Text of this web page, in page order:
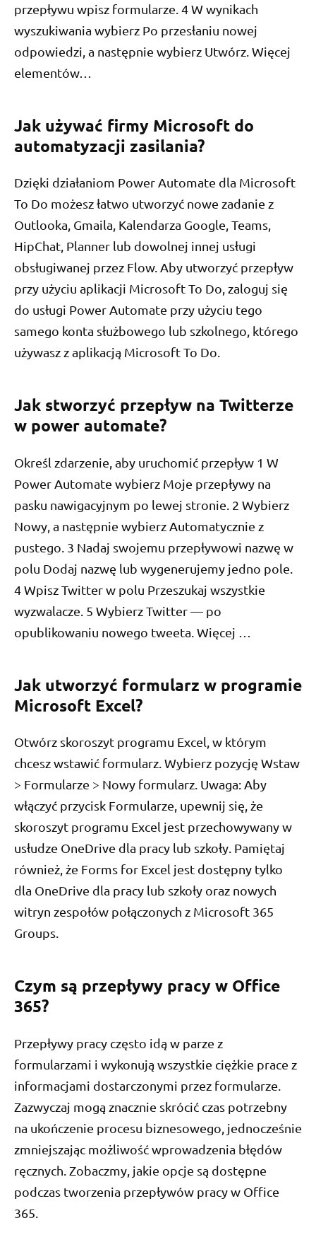
przepływu wpisz formularze. 4 W wynikach
wyszukiwania wybierz Po przesłaniu nowej
odpowiedzi, a następnie wybierz Utwórz. Więcej
elementów…
Jak używać firmy Microsoft do
automatyzacji zasilania?
Dzięki działaniom Power Automate dla Microsoft
To Do możesz łatwo utworzyć nowe zadanie z
Outlooka, Gmaila, Kalendarza Google, Teams,
HipChat, Planner lub dowolnej innej usługi
obsługiwanej przez Flow. Aby utworzyć przepływ
przy użyciu aplikacji Microsoft To Do, zaloguj się
do usługi Power Automate przy użyciu tego
samego konta służbowego lub szkolnego, którego
używasz z aplikacją Microsoft To Do.
Jak stworzyć przepływ na Twitterze
w power automate?
Określ zdarzenie, aby uruchomić przepływ 1 W
Power Automate wybierz Moje przepływy na
pasku nawigacyjnym po lewej stronie. 2 Wybierz
Nowy, a następnie wybierz Automatycznie z
pustego. 3 Nadaj swojemu przepływowi nazwę w
polu Dodaj nazwę lub wygenerujemy jedno pole.
4 Wpisz Twitter w polu Przeszukaj wszystkie
wyzwalacze. 5 Wybierz Twitter — po
opublikowaniu nowego tweeta. Więcej …
Jak utworzyć formularz w programie
Microsoft Excel?
Otwórz skoroszyt programu Excel, w którym
chcesz wstawić formularz. Wybierz pozycję Wstaw
> Formularze > Nowy formularz. Uwaga: Aby
włączyć przycisk Formularze, upewnij się, że
skoroszyt programu Excel jest przechowywany w
usłudze OneDrive dla pracy lub szkoły. Pamiętaj
również, że Forms for Excel jest dostępny tylko
dla OneDrive dla pracy lub szkoły oraz nowych
witryn zespołów połączonych z Microsoft 365
Groups.
Czym są przepływy pracy w Office
365?
Przepływy pracy często idą w parze z
formularzami i wykonują wszystkie ciężkie prace z
informacjami dostarczonymi przez formularze.
Zazwyczaj mogą znacznie skrócić czas potrzebny
na ukończenie procesu biznesowego, jednocześnie
zmniejszając możliwość wprowadzenia błędów
ręcznych. Zobaczmy, jakie opcje są dostępne
podczas tworzenia przepływów pracy w Office
365.